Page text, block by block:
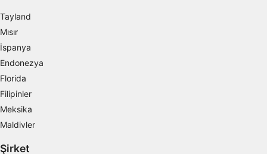
Tayland
Mısır
İspanya
Endonezya
Florida
Filipinler
Meksika
Maldivler
Şirket
Kişiselleştirilmiş reklam için profiller
oluşturmak
profilleri kullanmak
İçeriği kişiselleştirmek için profiller